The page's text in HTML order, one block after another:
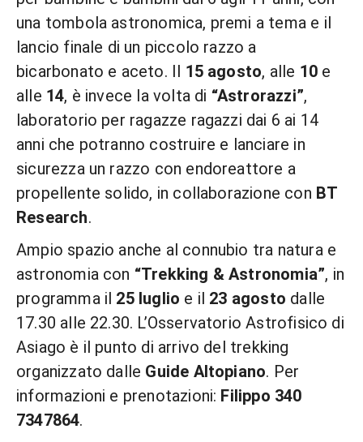
una tombola astronomica, premi a tema e il
lancio finale di un piccolo razzo a
bicarbonato e aceto. Il 15 agosto, alle 10e
alle 14, è invece la volta di “Astrorazzi”,
laboratorio per ragazze ragazzi dai 6 ai 14
anni che potranno costruire e lanciare in
sicurezza un razzo con endoreattore a
propellente solido, in collaborazione con BT
Research.
Ampio spazio anche al connubio tra natura e
astronomia con “Trekking & Astronomia”, in
programma il 25 luglio e il 23 agosto dalle
17.30 alle 22.30. L’Osservatorio Astrofisico di
Asiago è il punto di arrivo del trekking
organizzato dalle Guide Altopiano. Per
informazioni e prenotazioni: Filippo 340
7347864.